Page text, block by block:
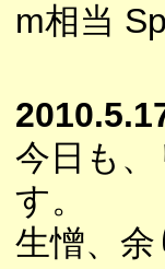
m相当
今日も
す。
生憎、